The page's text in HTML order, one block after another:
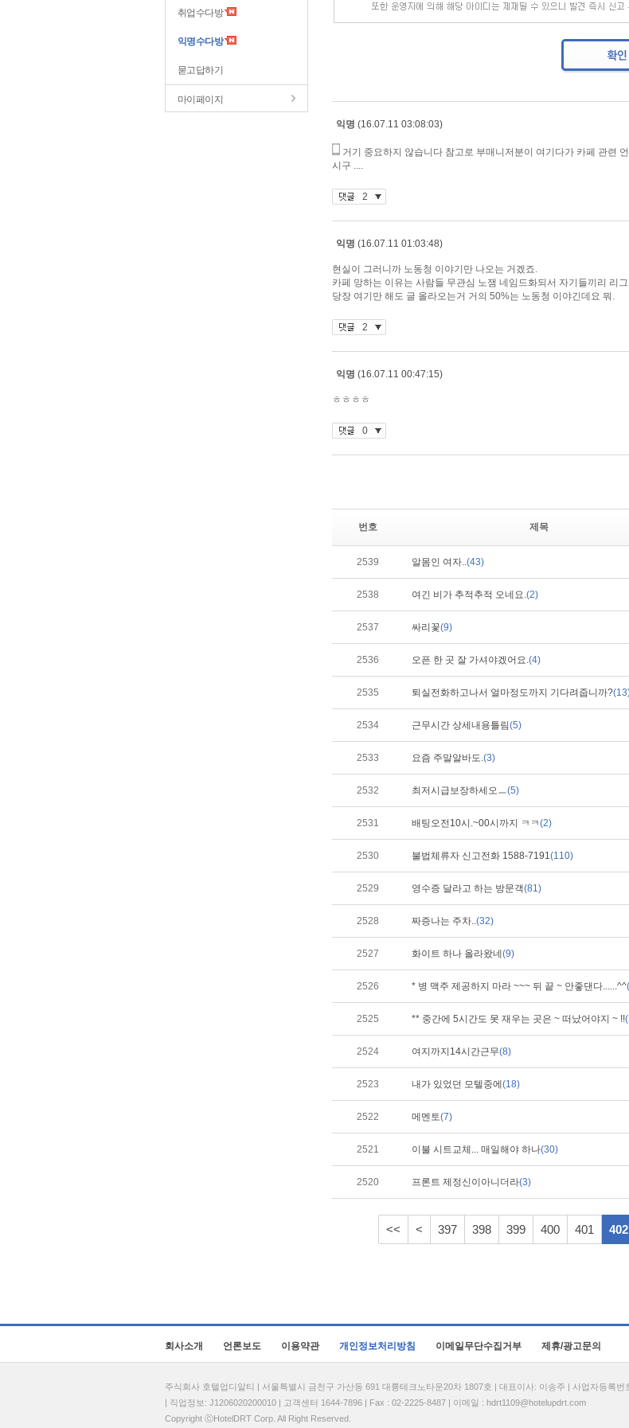
취업수다방
익명수다방
묻고답하기
마이페이지
번호 제목
2539 알몸인 여자..(43)
2538 여긴 비가 추적추적 오네요.(2)
2537 싸리꽃(9)
2536 오픈 한 곳 잘 가셔야겠어요.(4)
2535 퇴실전화하고나서 얼마정도까지 기다려줍니까?
2534 근무시간 상세내용틀림(5)
2533 요즘 주말알바도.(3)
2532 최저시급보장하세오ㅡ(5)
2531 배팅오전10시.~00시까지 ㅋㅋ(2)
2530 불법체류자 신고전화 1588-7191(110)
2529 영수증 달라고 하는 방문객(81)
2528 짜증나는 주차..(32)
2527 화이트 하나 올라왔네 (9)
2526 * 병 맥주 제공하지 마라 ~~~ 뒤 끝 ~ 안좋댄다......^^
2525 ** 중간에 5시간도 못 재우는 곳은 ~ 떠났어야지 ~ !!
2524 여지까지14시간근무(8)
2523 내가 있었던 모텔중에 (18)
2522 메멘토(7)
2521 이불 시트교체... 매일해야 하나(30)
2520 프론트 제정신이아니더라(3)
<< < 397 398 399 400 401 402
회사소개 언론보도 이용약관 개인정보처리방침 이메일무단수집거부 제휴/광고문의
주식회사 호텔업디알티 | 서울특별시 금천구 가산동 691 대륭테크노타운20차 1807호 | 대표이사: 이송주 | 사업자등록
| 직업정보: J1206020200010 | 고객센터 1644-7896 | Fax : 02-2225-8487 | 이메일 : hdrt1109@hotelupdrt.com
Copyright ⓒHotelDRT Corp. All Right Reserved.